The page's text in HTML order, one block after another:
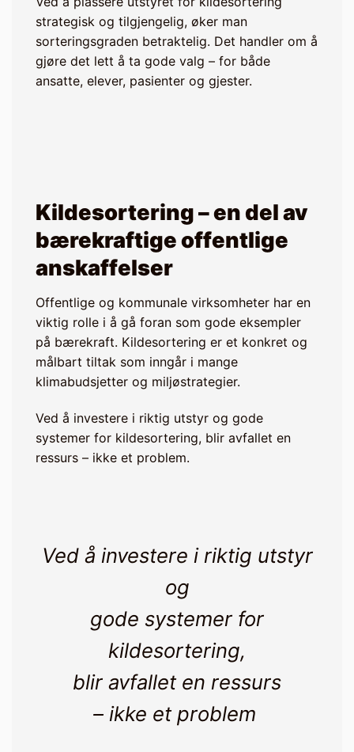
strategisk og tilgjengelig, øker man
sorteringsgraden betraktelig. Det handler om å
gjøre det lett å ta gode valg – for både
ansatte, elever, pasienter og gjester.
Kildesortering – en del av
bærekraftige offentlige
anskaffelser
Offentlige og kommunale virksomheter har en
viktig rolle i å gå foran som gode eksempler
på bærekraft. Kildesortering er et konkret og
målbart tiltak som inngår i mange
klimabudsjetter og miljøstrategier.
Ved å investere i riktig utstyr og gode
systemer for kildesortering, blir avfallet en
ressurs – ikke et problem.
Ved å investere i riktig utstyr
og
gode systemer for
kildesortering,
blir avfallet en ressurs
– ikke et problem